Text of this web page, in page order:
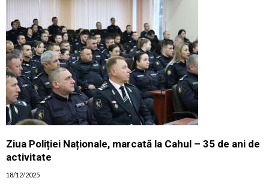
Ziua Poliției Naționale, marcată la Cahul – 35 de ani de
activitate
18/12/2025